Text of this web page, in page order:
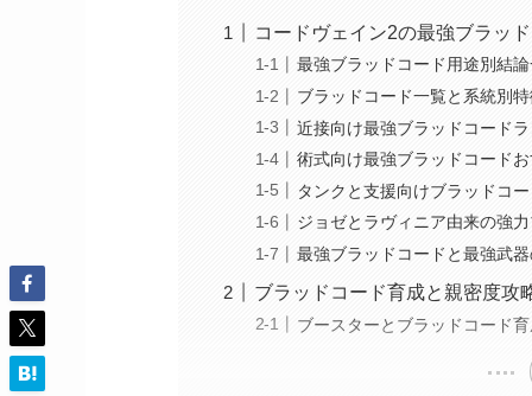
コードヴェイン2の最強ブラッ
最強ブラッドコード用途別結
ブラッドコード一覧と系統別
近接向け最強ブラッドコード
術式向け最強ブラッドコード
タンクと支援向けブラッドコ
ジョゼとラヴィニア由来の強
最強ブラッドコードと最強武
ブラッドコード育成と親密度攻
ブースターとブラッドコード